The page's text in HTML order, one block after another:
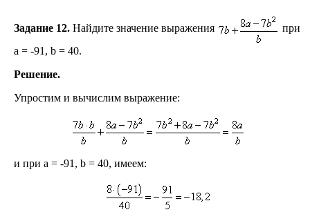
Задание 12. Найдите значение выражения
при
a = -91, b = 40.
Решение.
Упростим и вычислим выражение:
и при a = -91, b = 40, имеем: